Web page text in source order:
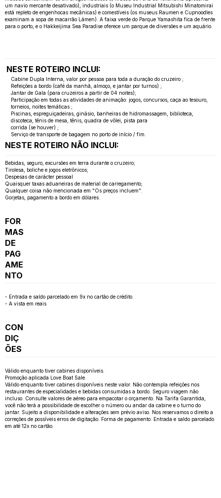
NESTE ROTEIRO INCLUI:
Cabine Dupla Interna, valor por pessoa para toda a duração do cruzeiro ;
Refeições a bordo (café da manhã, almoço, e jantar por turnos) ;
Jantar de Gala (para cruzeiros a partir de 04 noites);
Participação em todas as atividades de animação: jogos, concursos, caça ao tesouro,
torneios, noites temáticas ;
Piscinas, espreguiçadeiras, ginásio, banheiras de hidromassagem, biblioteca,
discoteca, tênis de mesa, tênis, quadra de vôlei, pista para
corrida (se houver) ;
Serviço de transporte de bagagem no porto de início / fim.
NESTE ROTEIRO NÃO INCLUI:
Bebidas, seguro, excursões em terra durante o cruzeiro;
Tirolesa, boliche e jogos eletrônicos;
Despesas de carácter pessoal
Quaisquer taxas aduaneiras de material de carregamento;
Qualquer coisa não mencionada em "Os preços incluem".
Gorjetas, pagamento a bordo em dólares.
um navio mercante desativado), industriais (o Museu Industrial Mitsubishi Minatomirai
está repleto de engenhocas mecânicas) e comestíveis (os museus Raumen e Cupnoodles
examinam a sopa de macarrão Lámen). A faixa verde do Parque Yamashita fica de frente
para o porto, e o Hakkeijima Sea Paradise oferece um parque de diversões e um aquário.
FOR
MAS
DE
PAG
AME
NTO
- Entrada e saldo parcelado em 9x no cartão de crédito.
- A vista em reais
CON
DIÇ
ÕES
Válido enquanto tiver cabines disponíveis.
Promoção aplicada Love Boat Sale.
Válido enquanto tiver cabines disponíveis neste valor. Não contempla refeições nos
restaurantes de especialidades e bebidas consumidas a bordo. Seguro viagem não
incluso. Consulte valores de aéreo para empacotar o orçamento. Na Tarifa Garantida,
você não terá a possibilidade de escolher o número ou andar da cabine e o turno do
jantar. Sujeito a disponibilidade e alterações sem prévio aviso. Nos reservamos o direito a
correções de possíveis erros de digitação. Forma de pagamento: Entrada e saldo parcelado
em até 12x no cartão.